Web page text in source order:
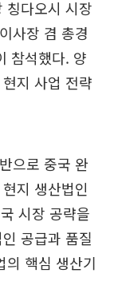
칭다오시 시장
사장 겸 총경
참석했다. 양
지 사업 전략
으로 중국 완
지 생산법인
시장 공략을
공급과 품질
의 핵심 생산기